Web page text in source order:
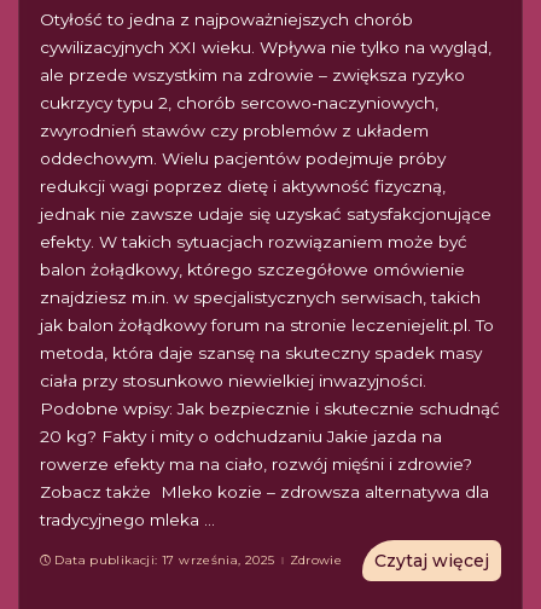
Otyłość to jedna z najpoważniejszych chorób
cywilizacyjnych XXI wieku. Wpływa nie tylko na wygląd,
ale przede wszystkim na zdrowie – zwiększa ryzyko
cukrzycy typu 2, chorób sercowo-naczyniowych,
zwyrodnień stawów czy problemów z układem
oddechowym. Wielu pacjentów podejmuje próby
redukcji wagi poprzez dietę i aktywność fizyczną,
jednak nie zawsze udaje się uzyskać satysfakcjonujące
efekty. W takich sytuacjach rozwiązaniem może być
balon żołądkowy, którego szczegółowe omówienie
znajdziesz m.in. w specjalistycznych serwisach, takich
jak balon żołądkowy forum na stronie leczeniejelit.pl. To
metoda, która daje szansę na skuteczny spadek masy
ciała przy stosunkowo niewielkiej inwazyjności.
Podobne wpisy: Jak bezpiecznie i skutecznie schudnąć
20 kg? Fakty i mity o odchudzaniu Jakie jazda na
rowerze efekty ma na ciało, rozwój mięśni i zdrowie?
Zobacz także Mleko kozie – zdrowsza alternatywa dla
tradycyjnego mleka
Data publikacji: 17 września, 2025 Zdrowie Czytaj więcej